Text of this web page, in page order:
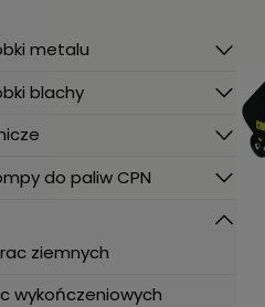
metalu
blachy
do paliw CPN
ziemnych
wykończeniowych